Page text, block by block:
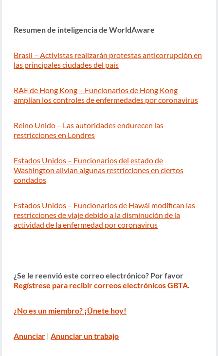
Resumen de inteligencia de WorldAware
Brasil – Activistas realizarán protestas anticorrupción en
las principales ciudades del país
RAE de Hong Kong – Funcionarios de Hong Kong
amplían los controles de enfermedades por coronavirus
Reino Unido – Las autoridades endurecen las
restricciones en Londres
Estados Unidos – Funcionarios del estado de
Washington alivian algunas restricciones en ciertos
condados
Estados Unidos – Funcionarios de Hawái modifican las
restricciones de viaje debido a la disminución de la
actividad de la enfermedad por coronavirus
¿Se le reenvió este correo electrónico? Por favor
Regístrese para recibir correos electrónicos GBTA.
¿No es un miembro? ¡Únete hoy!
Anunciar | Anunciar un trabajo